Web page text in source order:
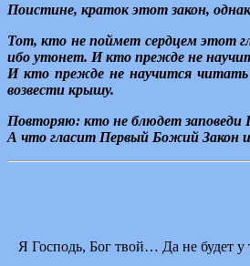
Поистине, краток этот закон,
Тот, кто не поймет сердцем этот
ибо утонет. И кто прежде не
И кто прежде не научится читать
возвести крышу.
Повторяю: кто не блюдет заповеди
А что гласит Первый Божий Закон
Я Господь, Бог твой… Да не будет